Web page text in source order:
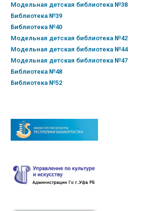
Модельная детская библиотека №38
Библиотека №39
Библиотека №40
Модельная детская библиотека №42
Модельная детская библиотека №44
Модельная детская библиотека №47
Библиотека №48
Библиотека №52